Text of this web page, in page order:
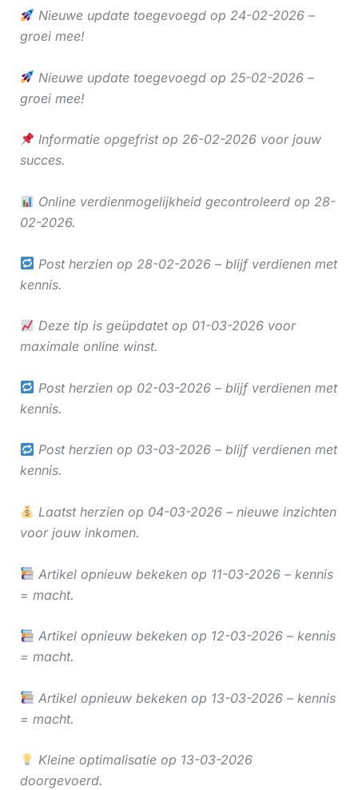
Nieuwe update toegevoegd op 24-02-2026 –
groei mee!
Nieuwe update toegevoegd op 25-02-2026 –
groei mee!
Informatie opgefrist op 26-02-2026 voor jouw
succes.
Online verdienmogelijkheid gecontroleerd op 28-
02-2026.
Post herzien op 28-02-2026 – blijf verdienen met
kennis.
Deze tip is geüpdatet op 01-03-2026 voor
maximale online winst.
Post herzien op 02-03-2026 – blijf verdienen met
kennis.
Post herzien op 03-03-2026 – blijf verdienen met
kennis.
Laatst herzien op 04-03-2026 – nieuwe inzichten
voor jouw inkomen.
Artikel opnieuw bekeken op 11-03-2026 – kennis
= macht.
Artikel opnieuw bekeken op 12-03-2026 – kennis
= macht.
Artikel opnieuw bekeken op 13-03-2026 – kennis
= macht.
Kleine optimalisatie op 13-03-2026
doorgevoerd.